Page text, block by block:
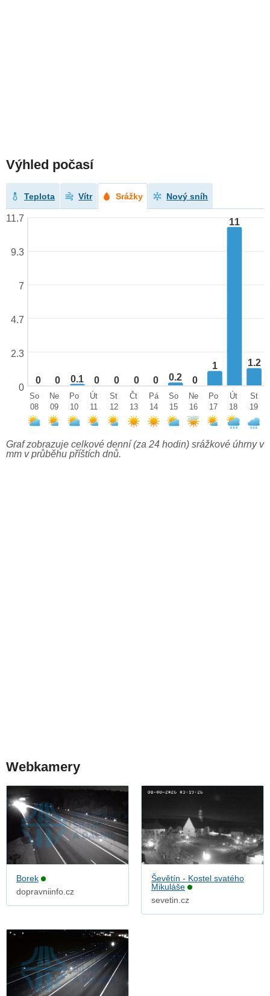
Výhled počasí
Teplota Vítr Srážky Nový sníh
0 0 0.1 0 0 0 0 0.2 0
1
11
1.2
11.7
9.3
7
4.7
2.3
0
So
08
Ne
09
Po
10
Út
11
St
12
Čt
13
Pá
14
So
15
Ne
16
Po
17
Út
18
St
19
Graf zobrazuje celkové denní (za 24 hodin) srážkové úhrny v
mm v průběhu příštích dnů.
Webkamery
Borek
dopravniinfo.cz
Ševětín - Kostel svatého
Mikuláše
sevetin.cz